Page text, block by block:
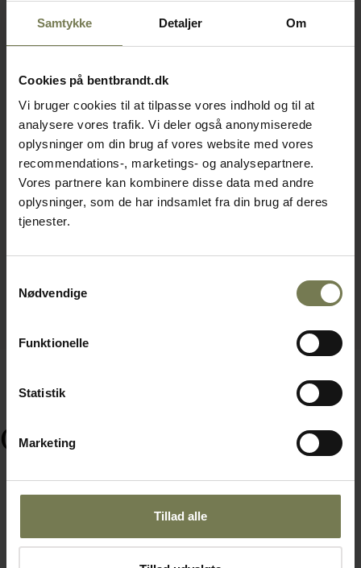
Samtykke Detaljer Om
Cookies på bentbrandt.dk
Vi bruger cookies til at tilpasse vores indhold og til at
analysere vores trafik. Vi deler også anonymiserede
oplysninger om din brug af vores website med vores
recommendations-, marketings- og analysepartnere.
Vores partnere kan kombinere disse data med andre
oplysninger, som de har indsamlet fra din brug af deres
tjenester.
Nødvendige
Funktionelle
Statistik
Marketing
Tillad alle
Ofte købt sammen med